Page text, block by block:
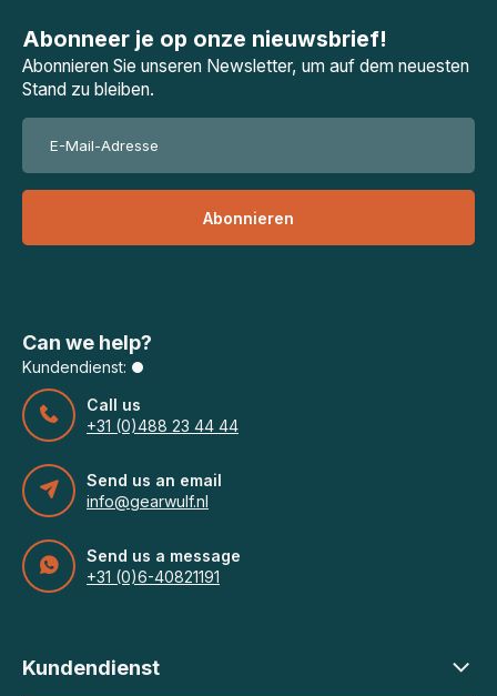
Abonneer je op onze nieuwsbrief!
Abonnieren Sie unseren Newsletter, um auf dem neuesten
Stand zu bleiben.
Abonnieren
Can we help?
Kundendienst:
Call us
+31 (0)488 23 44 44
Send us an email
info@gearwulf.nl
Send us a message
+31 (0)6-40821191
Kundendienst